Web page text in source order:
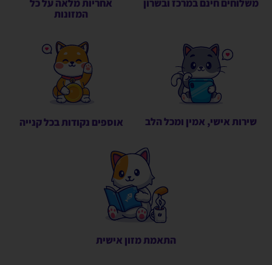
משלוחים חינם במרכז ובשרון
אחריות מלאה על כל
המזונות
שירות אישי, אמין ומכל הלב אוספים נקודות בכל קנייה
התאמת מזון אישית